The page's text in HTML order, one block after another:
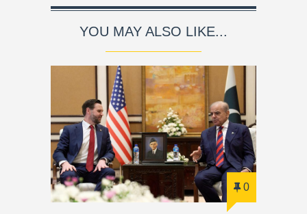
YOU MAY ALSO LIKE...
0